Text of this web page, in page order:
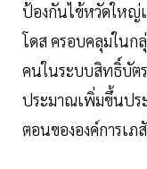
ป้องกันไข้หวัดใหญ่
โดส ครอบคลุมในก
คนในระบบสิทธิ์บัต
ประมาณเพิ่มขึ้นปร
ตอนขององค์การเภ